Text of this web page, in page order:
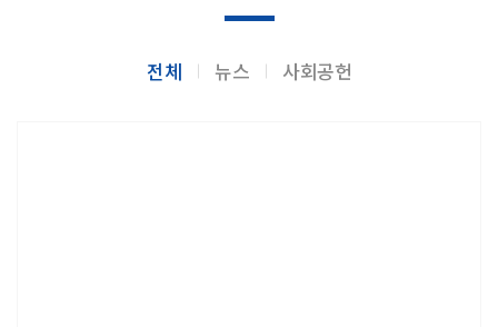
전체 뉴스 사회공헌